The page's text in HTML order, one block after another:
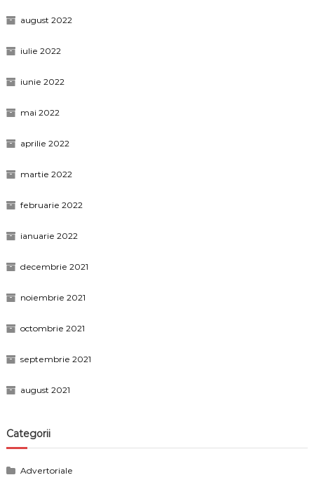
august 2022
iulie 2022
iunie 2022
mai 2022
aprilie 2022
martie 2022
februarie 2022
ianuarie 2022
decembrie 2021
noiembrie 2021
octombrie 2021
septembrie 2021
august 2021
Categorii
Advertoriale